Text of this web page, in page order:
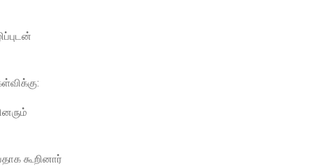
கூறினார்